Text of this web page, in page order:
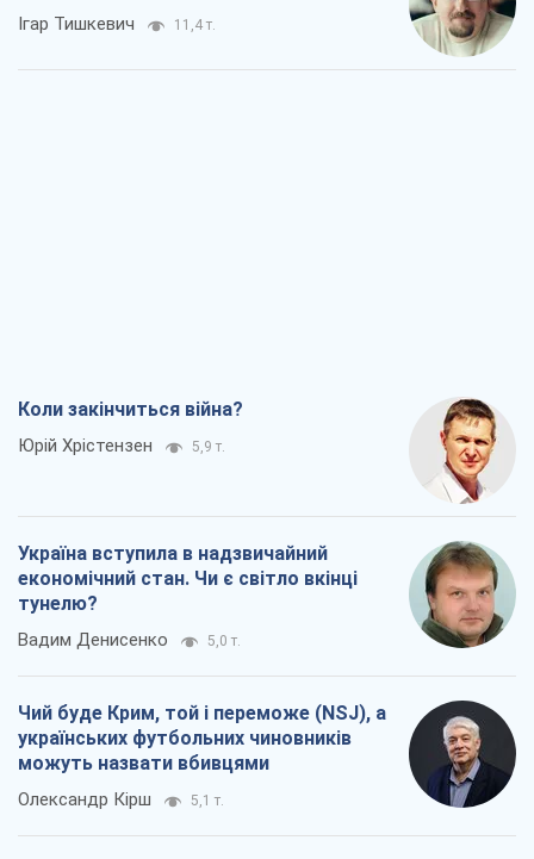
Ігар Тишкевич 11,4 т.
Коли закінчиться війна?
Юрій Хрістензен 5,9 т.
Україна вступила в надзвичайний
економічний стан. Чи є світло вкінці
тунелю?
Вадим Денисенко 5,0 т.
Чий буде Крим, той і переможе (NSJ), а
українських футбольних чиновників
можуть назвати вбивцями
Олександр Кірш 5,1 т.